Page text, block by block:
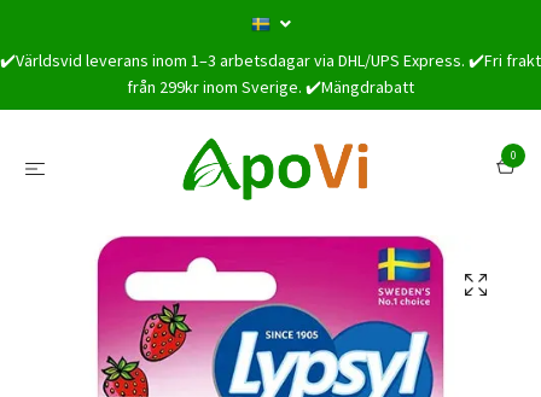
✔️Världsvid leverans inom 1–3 arbetsdagar via DHL/UPS Express. ✔️Fri frakt
från 299kr inom Sverige. ✔️Mängdrabatt
0